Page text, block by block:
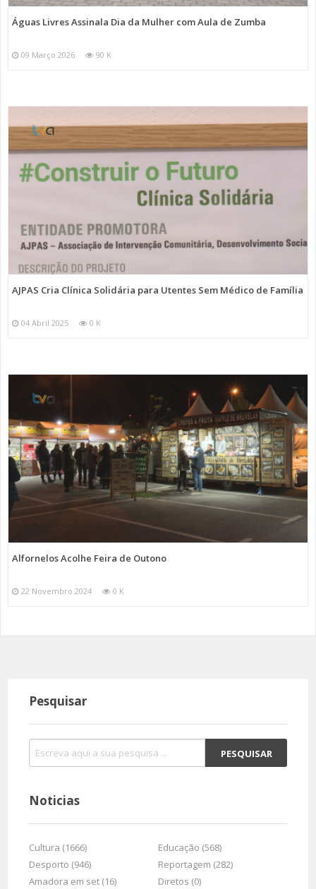
Águas Livres Assinala Dia da Mulher com Aula de Zumba
09 Março 2026 90 K
AJPAS Cria Clínica Solidária para Utentes Sem Médico de Família
04 Abril 2025 0 K
Alfornelos Acolhe Feira de Outono
22 Novembro 2024 0 K
Pesquisar
Noticias
Cultura (1666)
Educação (568)
Desporto (946)
Reportagem (282)
Amadora em set (16)
Diretos (0)